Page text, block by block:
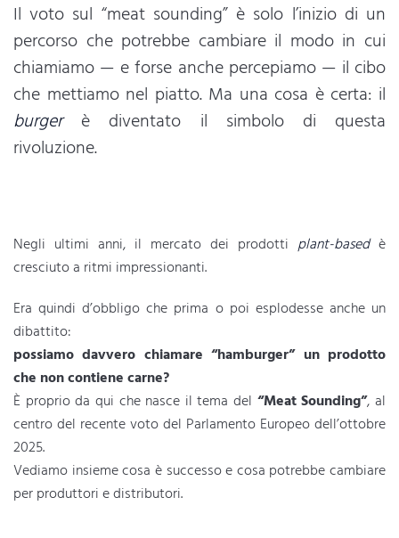
Il voto sul “meat sounding” è solo l’inizio di un
percorso che potrebbe cambiare il modo in cui
chiamiamo — e forse anche percepiamo — il cibo
che mettiamo nel piatto. Ma una cosa è certa: il
burgerè diventato il simbolo di questa
rivoluzione.
Negli ultimi anni, il mercato dei prodotti plant-basedè
cresciuto a ritmi impressionanti.
Era quindi d’obbligo che prima o poi esplodesse anche un
dibattito:
possiamo davvero chiamare “hamburger” un prodotto
che non contiene carne?
È proprio da qui che nasce il tema del “Meat Sounding”, al
centro del recente voto del Parlamento Europeo dell’ottobre
2025.
Vediamo insieme cosa è successo e cosa potrebbe cambiare
per produttori e distributori.